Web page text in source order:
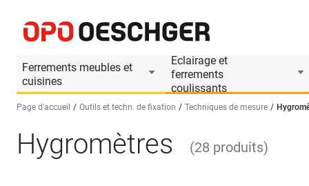
Ferrements meubles et
cuisines
Eclairage et
ferrements
coulissants
Sélectionnez une langue (FR)
Page d’accueil Outils et techn. de fixation Techniques de mesure
Hygromètres (28 produits)